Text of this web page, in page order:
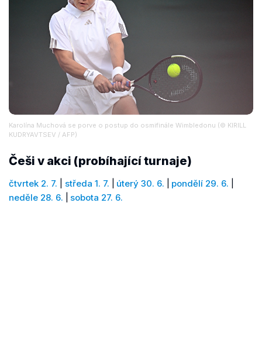
Karolína Muchová se porve o postup do osmifinále Wimbledonu (© KIRILL
KUDRYAVTSEV / AFP)
Češi v akci (probíhající turnaje)
čtvrtek 2. 7. středa 1. 7. úterý 30. 6. pondělí 29. 6.
neděle 28. 6.
sobota 27. 6.